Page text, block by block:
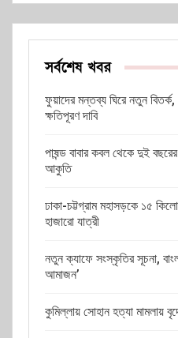
সর্বশেষ খবর
ফুয়াদের মন্তব্য ঘিরে নতুন
ক্ষতিপূরণ দাবি
পাষন্ড বাবার কবল থেকে দুই
আকুতি
ঢাকা-চট্টগ্রাম মহাসড়কে ১৫
হাজারো যাত্রী
নতুন ক্যাফে সংস্কৃতির সূচনা,
আমাজন’
কুমিল্লায় সোহান হত্যা মামলায়